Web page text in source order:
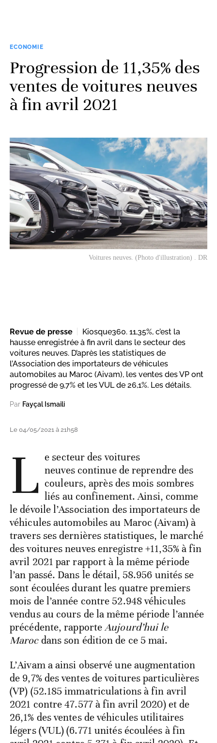
ECONOMIE
Progression de 11,35% des
ventes de voitures neuves
à fin avril 2021
Voitures neuves. (Photo d'illustration) . DR
Revue de presse
Kiosque360. 11,35%, c’est la
hausse enregistrée à fin avril dans le secteur des
voitures neuves. D’après les statistiques de
l’Association des importateurs de véhicules
automobiles au Maroc (Aivam), les ventes des VP ont
progressé de 9,7% et les VUL de 26,1%. Les détails.
Par Fayçal Ismaili
Le 04/05/2021 à 21h58
L e secteur des voitures
neuves continue de reprendre des
couleurs, après des mois sombres
liés au confinement. Ainsi, comme
le dévoile l’Association des importateurs de
véhicules automobiles au Maroc (Aivam) à
travers ses dernières statistiques, le marché
des voitures neuves enregistre +11,35% à fin
avril 2021 par rapport à la même période
l’an passé. Dans le détail, 58.956 unités se
sont écoulées durant les quatre premiers
mois de l’année contre 52.948 véhicules
vendus au cours de la même période l’année
précédente, rapporteAujourd’hui le
Marocdans son édition de ce 5 mai.
L’Aivam a ainsi observé une augmentation
de 9,7% des ventes de voitures particulières
(VP) (52.185 immatriculations à fin avril
2021 contre 47.577 à fin avril 2020) et de
26,1% des ventes de véhicules utilitaires
légers (VUL) (6.771 unités écoulées à fin